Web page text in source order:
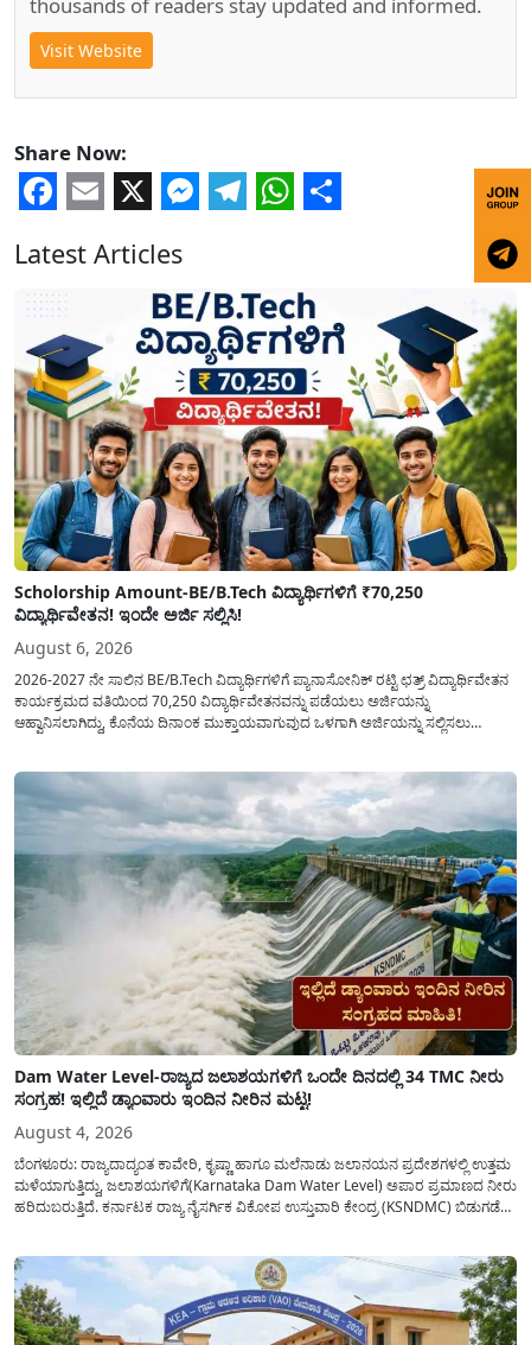
Visit Website
Share Now:
Facebook
Email
X Messenger
Telegram
WhatsApp
Share
Latest Articles
Scholorship Amount-BE/B.Tech ವಿದ್ಯಾರ್ಥಿಗಳಿಗೆ ₹70,250
ವಿದ್ಯಾರ್ಥಿವೇತನ! ಇಂದೇ ಅರ್ಜಿ ಸಲ್ಲಿಸಿ!
August 6, 2026
2026-2027 ನೇ ಸಾಲಿನ BE/B.Tech ವಿದ್ಯಾರ್ಥಿಗಳಿಗೆ ಪ್ಯಾನಾಸೋನಿಕ್ ರಟ್ಟಿ ಛತ್ರ್ ವಿದ್ಯಾರ್ಥಿವೇತನ
ಕಾರ್ಯಕ್ರಮದ ವತಿಯಿಂದ 70,250 ವಿದ್ಯಾರ್ಥಿವೇತನವನ್ನು ಪಡೆಯಲು ಅರ್ಜಿಯನ್ನು
ಆಹ್ವಾನಿಸಲಾಗಿದ್ದು, ಕೊನೆಯ ದಿನಾಂಕ ಮುಕ್ತಾಯವಾಗುವುದ ಒಳಗಾಗಿ ಅರ್ಜಿಯನ್ನು ಸಲ್ಲಿಸಲು
ಜಾರಿಗೆ...
Dam Water Level-ರಾಜ್ಯದ ಜಲಾಶಯಗಳಿಗೆ ಒಂದೇ ದಿನದಲ್ಲಿ 34 TMC ನೀರು
ಸಂಗ್ರಹ! ಇಲ್ಲಿದೆ ಡ್ಯಾಂವಾರು ಇಂದಿನ ನೀರಿನ ಮಟ್ಟ!
August 4, 2026
ಬೆಂಗಳೂರು: ರಾಜ್ಯದಾದ್ಯಂತ ಕಾವೇರಿ, ಕೃಷ್ಣಾ ಹಾಗೂ ಮಲೆನಾಡು ಜಲಾನಯನ ಪ್ರದೇಶಗಳಲ್ಲಿ ಉತ್ತಮ
ಮಳೆಯಾಗುತ್ತಿದ್ದು, ಜಲಾಶಯಗಳಿಗೆ(Karnataka Dam Water Level) ಅಪಾರ ಪ್ರಮಾಣದ ನೀರು
ಹರಿದುಬರುತ್ತಿದೆ. ಕರ್ನಾಟಕ ರಾಜ್ಯ ನೈಸರ್ಗಿಕ ವಿಕೋಪ ಉಸ್ತುವಾರಿ ಕೇಂದ್ರ (KSNDMC) ಬಿಡುಗಡೆ